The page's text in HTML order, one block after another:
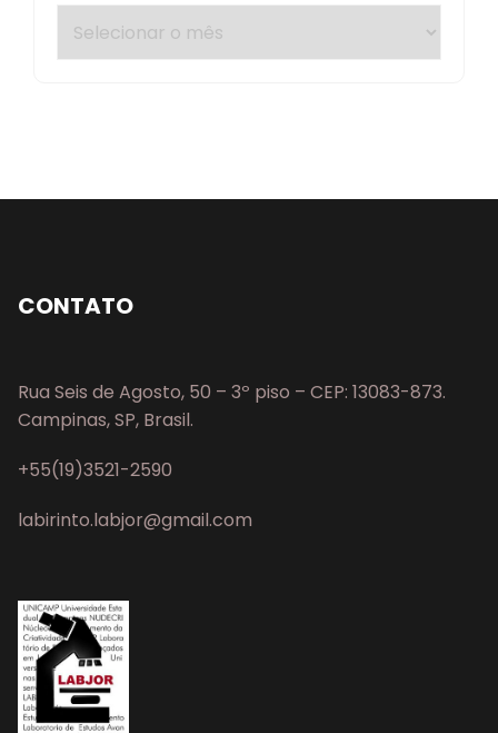
CONTATO
Rua Seis de Agosto, 50 – 3º piso – CEP: 13083-873.
Campinas, SP, Brasil.
+55(19)3521-2590
labirinto.labjor@gmail.com